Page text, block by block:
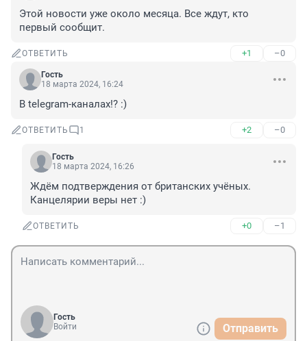
Этой новости уже около месяца. Все ждут, кто
первый сообщит.
ОТВЕТИТЬ +1 –0
Гость
18 марта 2024, 16:24
В telegram-каналах!? :)
ОТВЕТИТЬ 1 +2 –0
Гость
18 марта 2024, 16:26
Ждём подтверждения от британских учёных.
Канцелярии веры нет :)
ОТВЕТИТЬ +0 –1
Гость
Войти
Отправить